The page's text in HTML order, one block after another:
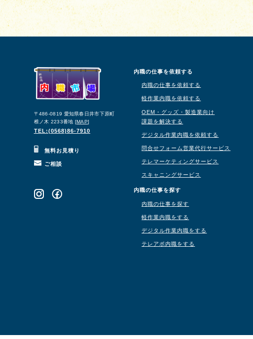
〒486-0819 愛知県春日井市下原町
椎ノ木 2233番地 [MAP]
TEL:(0568)86-7910
無料お見積り
ご相談
内職の仕事を依頼する
内職の仕事を依頼する
軽作業内職を依頼する
OEM・グッズ・製造業向け
課題を解決する
デジタル作業内職を依頼する
問合せフォーム営業代行サービス
テレマーケティングサービス
スキャニングサービス
内職の仕事を探す
内職の仕事を探す
軽作業内職をする
デジタル作業内職をする
テレアポ内職をする